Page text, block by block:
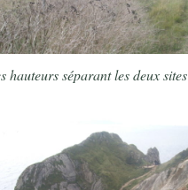
hauteurs séparant les deux sites